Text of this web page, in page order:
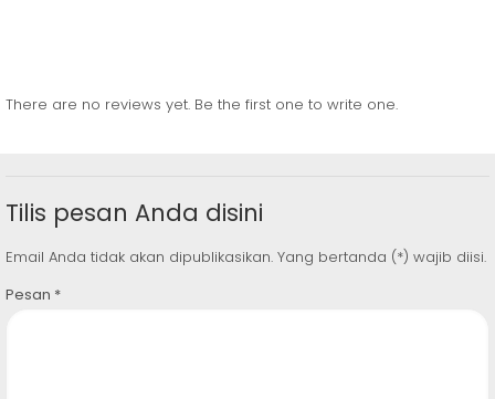
There are no reviews yet. Be the first one to write one.
Tilis pesan Anda disini
Email Anda tidak akan dipublikasikan. Yang bertanda (*) wajib diisi.
Pesan *